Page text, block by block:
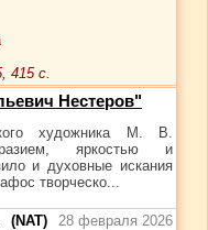
415 с.
Нестеров"
художника М. В.
яркостью и
и духовные искания
творческо...
(NAT) 28 февраля 2026